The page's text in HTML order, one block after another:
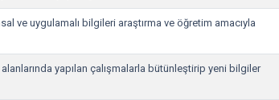
ve uygulamalı bilgileri araştırma ve öğretim amacıyla
yapılan çalışmalarla bütünleştirip yeni bilgiler